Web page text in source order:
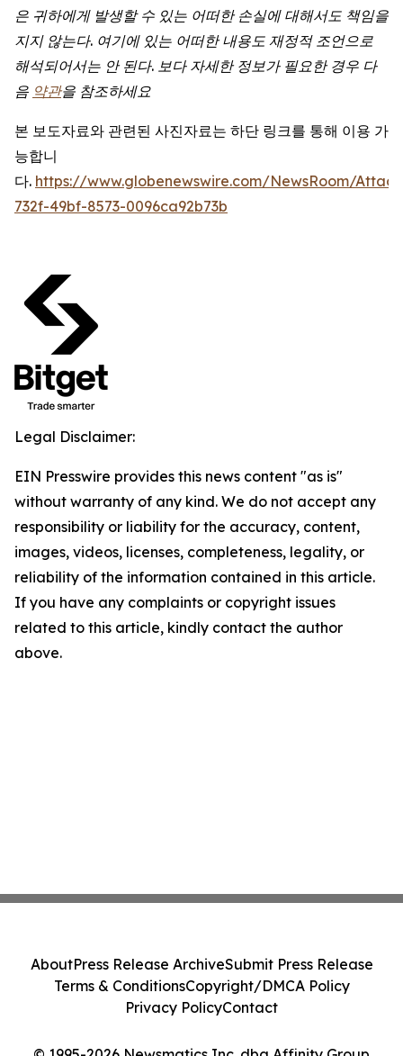
은 귀하에게 발생할 수 있는 어떠한 손실에 대해서도 책임을
지지 않는다. 여기에 있는 어떠한 내용도 재정적 조언으로
해석되어서는 안 된다. 보다 자세한 정보가 필요한 경우 다
음 약관을 참조하세요
본 보도자료와 관련된 사진자료는 하단 링크를 통해 이용 가
능합니
다. https://www.globenewswire.com/NewsRoom/
732f-49bf-8573-0096ca92b73b
Legal Disclaimer:
EIN Presswire provides this news content "as is"
without warranty of any kind. We do not accept any
responsibility or liability for the accuracy, content,
images, videos, licenses, completeness, legality, or
reliability of the information contained in this article.
If you have any complaints or copyright issues
related to this article, kindly contact the author
above.
AboutPress Release ArchiveSubmit Press Release
Terms & ConditionsCopyright/DMCA Policy
Privacy PolicyContact